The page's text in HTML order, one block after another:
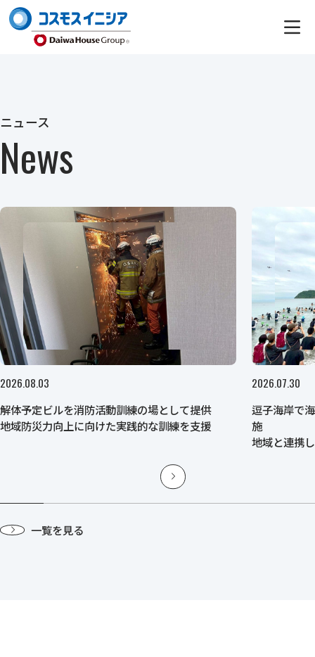
ニュース
News
2026.08.03
解体予定ビルを消防活動訓練の場として提供
地域防災力向上に向けた実践的な訓練を支援
2026.07.30
逗子海岸で
施
地域と連携
一覧を見る